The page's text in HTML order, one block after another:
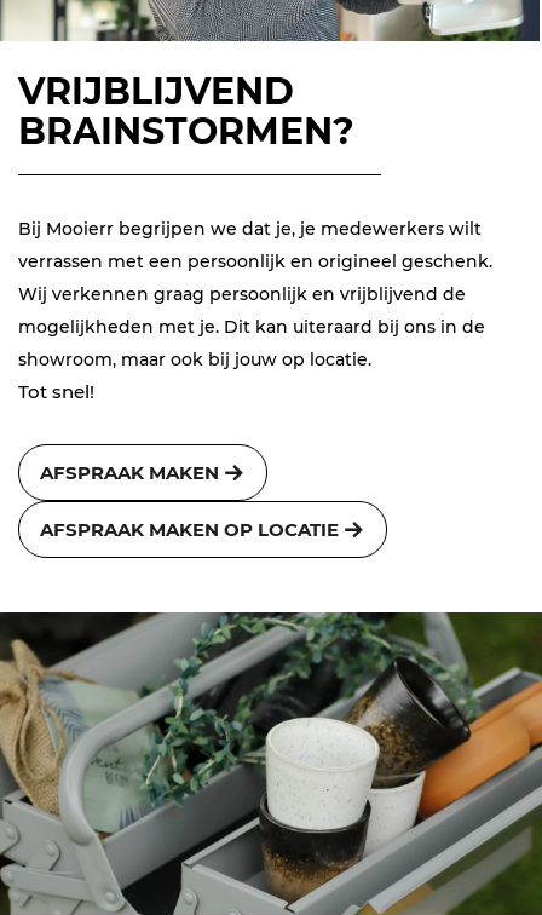
VRIJBLIJVEND
BRAINSTORMEN?
Bij Mooierr begrijpen we dat je, je medewerkers wilt
verrassen met een persoonlijk en origineel geschenk.
Wij verkennen graag persoonlijk en vrijblijvend de
mogelijkheden met je. Dit kan uiteraard bij ons in de
showroom, maar ook bij jouw op locatie.
Tot snel!
AFSPRAAK MAKEN
AFSPRAAK MAKEN OP LOCATIE